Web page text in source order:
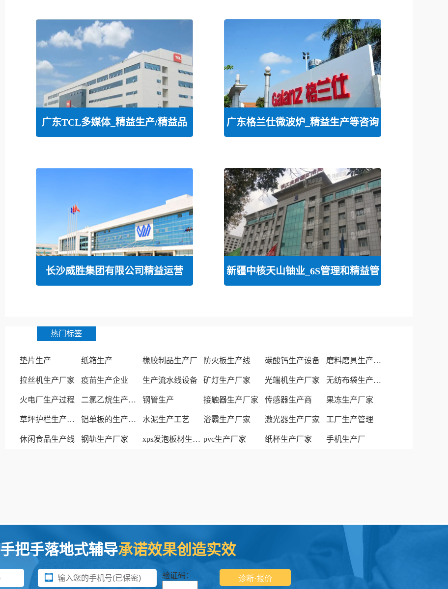
广东TCL多媒体_精益生产/精益品 广东格兰仕微波炉_精益生产等咨询
长沙威胜集团有限公司精益运营 新疆中核天山铀业_6S管理和精益管
热门标签
垫片生产 纸箱生产 橡胶制品生产厂 防火板生产线 碳酸钙生产设备 磨料磨具生产厂家
拉丝机生产厂家 疫苗生产企业 生产流水线设备 矿灯生产厂家 光端机生产厂家 无纺布袋生产厂家
火电厂生产过程 二氯乙烷生产厂家 钢管生产 接触器生产厂家 传感器生产商 果冻生产厂家
草坪护栏生产厂家 铝单板的生产厂家 水泥生产工艺 浴霸生产厂家 激光器生产厂家 工厂生产管理
休闲食品生产线 钢轨生产厂家 xps发泡板材生产线 pvc生产厂家 纸杯生产厂家 手机生产厂
手把手落地式辅导承诺效果创造实效
验证码：